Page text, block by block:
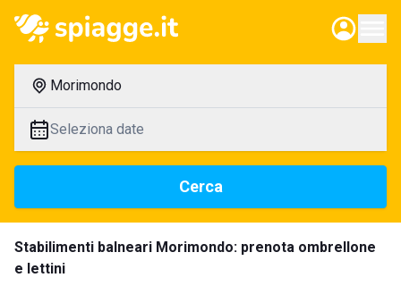
Morimondo
Seleziona date
Cerca
Stabilimenti balneari Morimondo: prenota ombrellone
e lettini